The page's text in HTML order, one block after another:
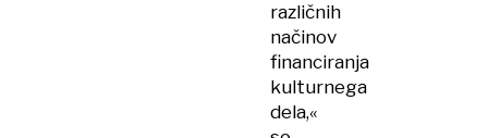
različnih
načinov
financiranja
kulturnega
dela,«